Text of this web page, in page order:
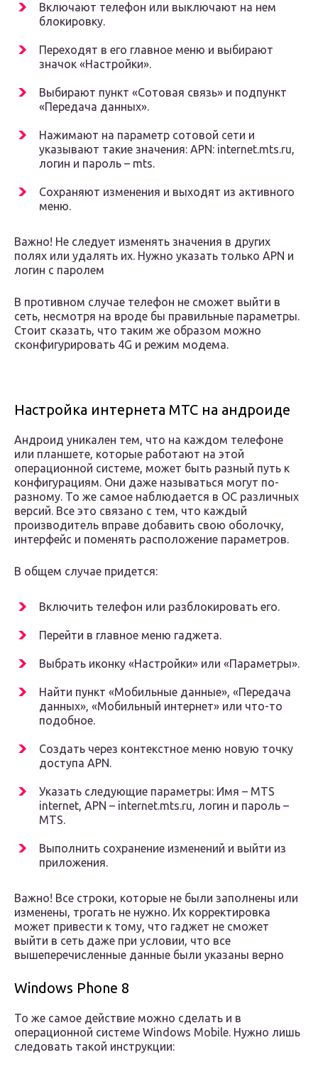
Включают телефон или выключают на нем
блокировку.
Переходят в его главное меню и выбирают
значок «Настройки».
Выбирают пункт «Сотовая связь» и подпункт
«Передача данных».
Нажимают на параметр сотовой сети и
указывают такие значения: APN: internet.mts.ru,
логин и пароль – mts.
Сохраняют изменения и выходят из активного
меню.
Важно! Не следует изменять значения в других
полях или удалять их. Нужно указать только APN и
логин с паролем
В противном случае телефон не сможет выйти в
сеть, несмотря на вроде бы правильные параметры.
Стоит сказать, что таким же образом можно
сконфигурировать 4G и режим модема.
Настройка интернета МТС на андроиде
Андроид уникален тем, что на каждом телефоне
или планшете, которые работают на этой
операционной системе, может быть разный путь к
конфигурациям. Они даже называться могут по-
разному. То же самое наблюдается в ОС различных
версий. Все это связано с тем, что каждый
производитель вправе добавить свою оболочку,
интерфейс и поменять расположение параметров.
В общем случае придется:
Включить телефон или разблокировать его.
Перейти в главное меню гаджета.
Выбрать иконку «Настройки» или «Параметры».
Найти пункт «Мобильные данные», «Передача
данных», «Мобильный интернет» или что-то
подобное.
Создать через контекстное меню новую точку
доступа APN.
Указать следующие параметры: Имя – MTS
internet, APN – internet.mts.ru, логин и пароль –
MTS.
Выполнить сохранение изменений и выйти из
приложения.
Важно! Все строки, которые не были заполнены или
изменены, трогать не нужно. Их корректировка
может привести к тому, что гаджет не сможет
выйти в сеть даже при условии, что все
вышеперечисленные данные были указаны верно
Windows Phone 8
То же самое действие можно сделать и в
операционной системе Windows Mobile. Нужно лишь
следовать такой инструкции: